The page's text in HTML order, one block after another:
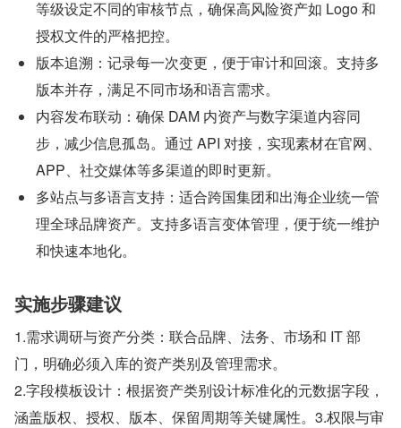
等级设定不同的审核节点，确保高风险资产如 Logo 和
授权文件的严格把控。
版本追溯：记录每一次变更，便于审计和回滚。支持多
版本并存，满足不同市场和语言需求。
内容发布联动：确保 DAM 内资产与数字渠道内容同
步，减少信息孤岛。通过 API 对接，实现素材在官网、
APP、社交媒体等多渠道的即时更新。
多站点与多语言支持：适合跨国集团和出海企业统一管
理全球品牌资产。支持多语言变体管理，便于统一维护
和快速本地化。
实施步骤建议
1.需求调研与资产分类：联合品牌、法务、市场和 IT 部
门，明确必须入库的资产类别及管理需求。
2.字段模板设计：根据资产类别设计标准化的元数据字段，
涵盖版权、授权、版本、保留周期等关键属性。3.权限与审